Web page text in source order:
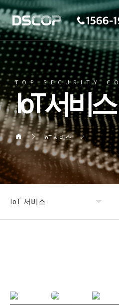
TOP SECURITY
IoT 서비스
IoT 서비스
IoT 서비스
관공서보안